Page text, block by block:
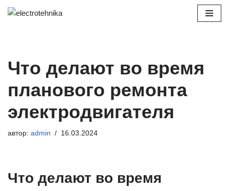
Что делают во время
планового ремонта
электродвигателя
автор: admin 16.03.2024
Что делают во время